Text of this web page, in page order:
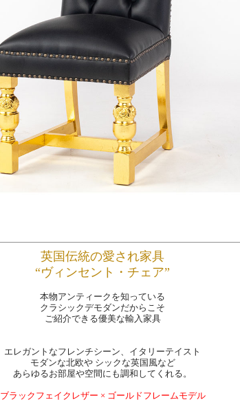
英国伝統の愛され家具
“ヴィンセント・チェア”
本物アンティークを知っている
クラシックデモダンだからこそ
ご紹介できる優美な輸入家具
エレガントなフレンチシーン、イタリーテイスト
モダンな北欧や シックな英国風など
あらゆるお部屋や空間にも調和してくれる。
ブラックフェイクレザー × ゴールドフレームモデル